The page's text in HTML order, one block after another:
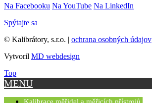
Na Facebooku Na YouTube Na LinkedIn
Spýtajte sa
© Kalibrátory, s.r.o. | ochrana osobných údajov
Vytvoril MD webdesign
Top
MENU